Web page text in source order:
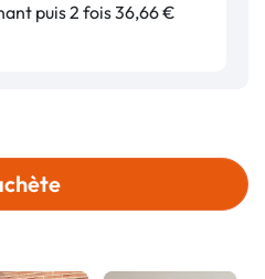
puis 2 fois 36,66 €